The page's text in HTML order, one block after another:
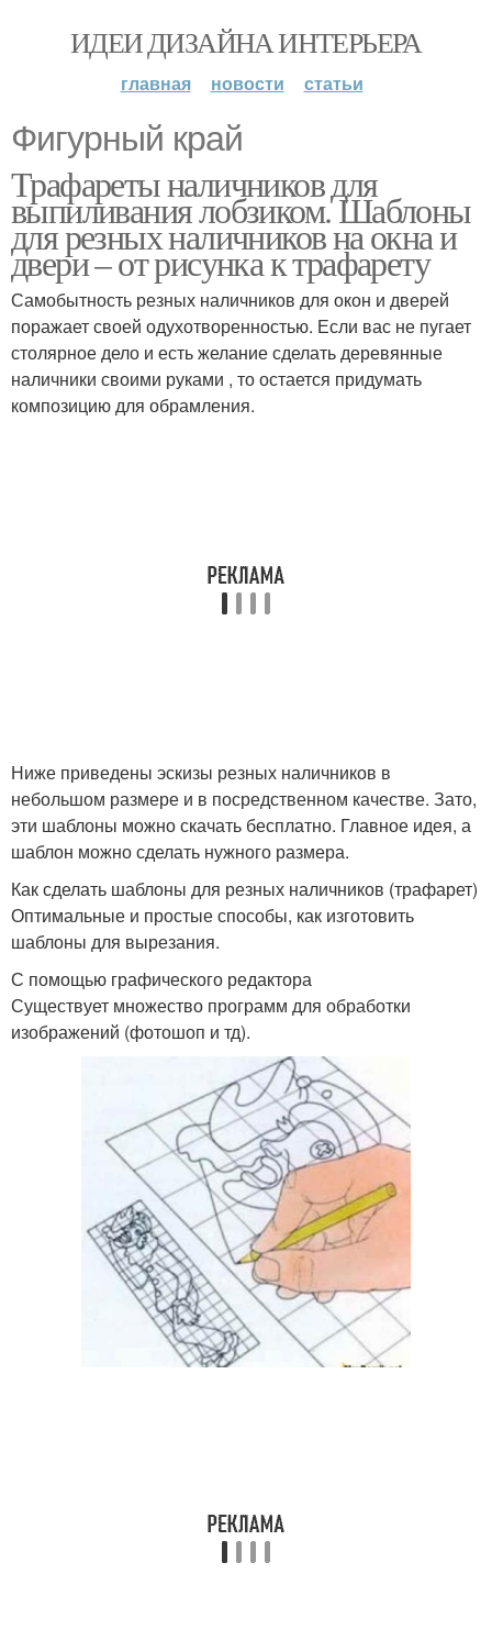
ИДЕИ ДИЗАЙНА ИНТЕРЬЕРА
главная новости статьи
Фигурный край
Трафареты наличников для
выпиливания лобзиком. Шаблоны
для резных наличников на окна и
двери – от рисунка к трафарету
Самобытность резных наличников для окон и дверей
поражает своей одухотворенностью. Если вас не пугает
столярное дело и есть желание сделать деревянные
наличники своими руками , то остается придумать
композицию для обрамления.
Ниже приведены эскизы резных наличников в
небольшом размере и в посредственном качестве. Зато,
эти шаблоны можно скачать бесплатно. Главное идея, а
шаблон можно сделать нужного размера.
Как сделать шаблоны для резных наличников (трафарет)
Оптимальные и простые способы, как изготовить
шаблоны для вырезания.
С помощью графического редактора
Существует множество программ для обработки
изображений (фотошоп и тд).